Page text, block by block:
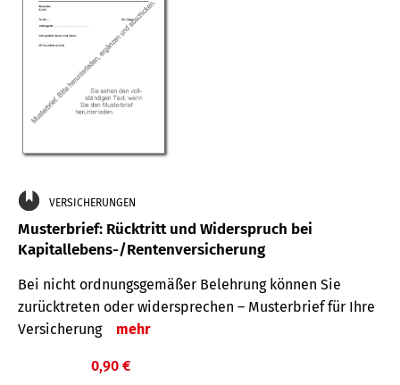
VERSICHERUNGEN
Musterbrief: Rücktritt und Widerspruch bei
Kapitallebens-/Rentenversicherung
Bei nicht ordnungsgemäßer Belehrung können Sie
zurücktreten oder widersprechen – Musterbrief für Ihre
Versicherung
mehr
0,90 €